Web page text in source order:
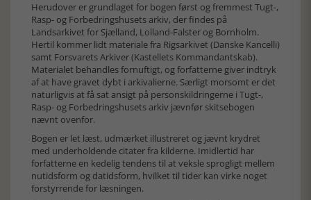
Herudover er grundlaget for bogen først og fremmest Tugt-,
Rasp- og Forbedringshusets arkiv, der findes på
Landsarkivet for Sjælland, Lolland-Falster og Bornholm.
Hertil kommer lidt materiale fra Rigsarkivet (Danske Kancelli)
samt Forsvarets Arkiver (Kastellets Kommandantskab).
Materialet behandles fornuftigt, og forfatterne giver indtryk
af at have gravet dybt i arkivalierne. Særligt morsomt er det
naturligvis at få sat ansigt på personskildringerne i Tugt-,
Rasp- og Forbedringshusets arkiv jævnfør skitsebogen
nævnt ovenfor.
Bogen er let læst, udmærket illustreret og jævnt krydret
med underholdende citater fra kilderne. Imidlertid har
forfatterne en kedelig tendens til at veksle sprogligt mellem
nutidsform og datidsform, hvilket til tider kan virke noget
forstyrrende for læsningen.